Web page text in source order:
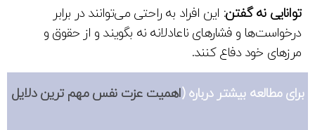
توانایی نه گفتن:این افراد به راحتی می‌توانند در برابر
درخواست‌ها و فشارهای ناعادلانه نه بگویند و از حقوق و
مرزهای خود دفاع کنند.
برای مطالعه بیشتر درباره (اهمیت عزت نفس مهم ترین دلایل